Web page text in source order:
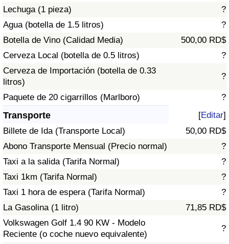
Lechuga (1 pieza)
?
Agua (botella de 1.5 litros)
?
Botella de Vino (Calidad Media)
500,00 RD$
Cerveza Local (botella de 0.5 litros)
?
Cerveza de Importación (botella de 0.33
litros)
?
Paquete de 20 cigarrillos (Marlboro) ?
Transporte [Editar]
Billete de Ida (Transporte Local)
50,00 RD$
Abono Transporte Mensual (Precio normal)
?
Taxi a la salida (Tarifa Normal)
?
Taxi 1km (Tarifa Normal)
?
Taxi 1 hora de espera (Tarifa Normal)
?
La Gasolina (1 litro)
71,85 RD$
Volkswagen Golf 1.4 90 KW - Modelo
Reciente (o coche nuevo equivalente)
?
Tráfico
Índice de Tráfico
Índice de Tráfico (Actual)
Índice de Tráfico por País